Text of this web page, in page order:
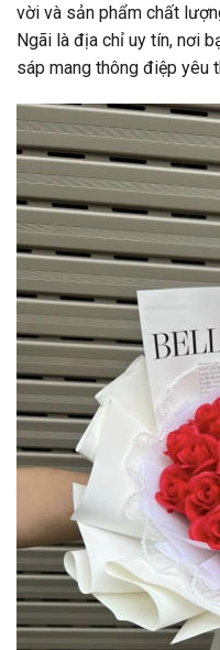
vời và sản phẩm chất
Ngãi là địa chỉ uy tín, nơi
sáp mang thông điệp yêu